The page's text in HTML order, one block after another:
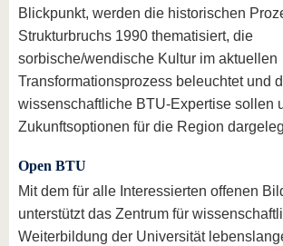
Blickpunkt, werden die historischen
Strukturbruchs 1990 thematisiert, die
sorbische/wendische Kultur im aktuellen
Transformationsprozess beleuchtet und
wissenschaftliche BTU-Expertise sollen
Zukunftsoptionen für die Region
Open BTU
Mit dem für alle Interessierten offenen
unterstützt das Zentrum für
Weiterbildung der Universität